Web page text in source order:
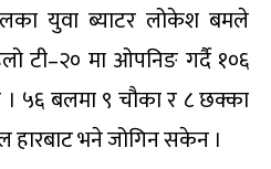
युवा ब्याटर लोकेश बमले
टी–२० मा ओपनिङ गर्दै १०६
५६ बलमा ९ चौका र ८ छक्का
भने जोगिन सकेन ।